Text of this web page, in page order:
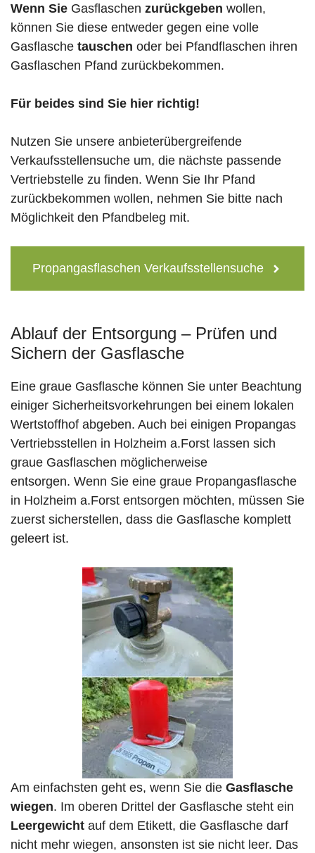
Wenn Sie Gasflaschen zurückgeben wollen,
können Sie diese entweder gegen eine volle
Gasflasche tauschen oder bei Pfandflaschen ihren
Gasflaschen Pfand zurückbekommen.
Für beides sind Sie hier richtig!
Nutzen Sie unsere anbieterübergreifende
Verkaufsstellensuche um, die nächste passende
Vertriebstelle zu finden. Wenn Sie Ihr Pfand
zurückbekommen wollen, nehmen Sie bitte nach
Möglichkeit den Pfandbeleg mit.
Propangasflaschen Verkaufsstellensuche
Ablauf der Entsorgung – Prüfen und
Sichern der Gasflasche
Eine graue Gasflasche können Sie unter Beachtung
einiger Sicherheitsvorkehrungen bei einem lokalen
Wertstoffhof abgeben. Auch bei einigen Propangas
Vertriebsstellen in Holzheim a.Forst lassen sich
graue Gasflaschen möglicherweise
entsorgen. Wenn Sie eine graue Propangasflasche
in Holzheim a.Forst entsorgen möchten, müssen Sie
zuerst sicherstellen, dass die Gasflasche komplett
geleert ist.
Am einfachsten geht es, wenn Sie die Gasflasche
wiegen. Im oberen Drittel der Gasflasche steht ein
Leergewicht auf dem Etikett, die Gasflasche darf
nicht mehr wiegen, ansonsten ist sie nicht leer. Das